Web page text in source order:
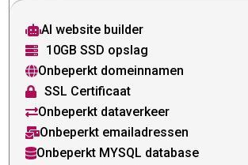
AI website builder
 10GB SSD opslag
Onbeperkt domeinnamen
 SSL Certificaat
Onbeperkt dataverkeer
Onbeperkt emailadressen
Onbeperkt MYSQL database